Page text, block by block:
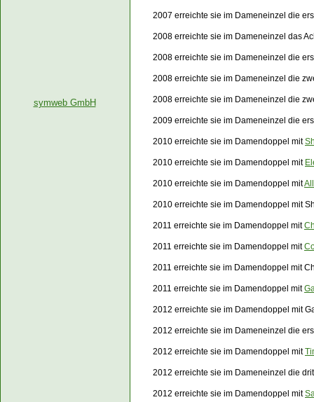
2007 erreichte sie im Dameneinzel die
2008 erreichte sie im Dameneinzel das
2008 erreichte sie im Dameneinzel die
2008 erreichte sie im Dameneinzel die
2008 erreichte sie im Dameneinzel die
2009 erreichte sie im Dameneinzel die
2010 erreichte sie im Damendoppel mit
2010 erreichte sie im Damendoppel mit
2010 erreichte sie im Damendoppel mit
2010 erreichte sie im Damendoppel mit
2011 erreichte sie im Damendoppel mit
2011 erreichte sie im Damendoppel mit
2011 erreichte sie im Damendoppel mit
2011 erreichte sie im Damendoppel mit
2012 erreichte sie im Damendoppel mit
2012 erreichte sie im Dameneinzel die
2012 erreichte sie im Damendoppel mit
2012 erreichte sie im Dameneinzel die
2012 erreichte sie im Damendoppel mit
symweb GmbH